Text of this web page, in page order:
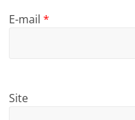
E-mail*
Site